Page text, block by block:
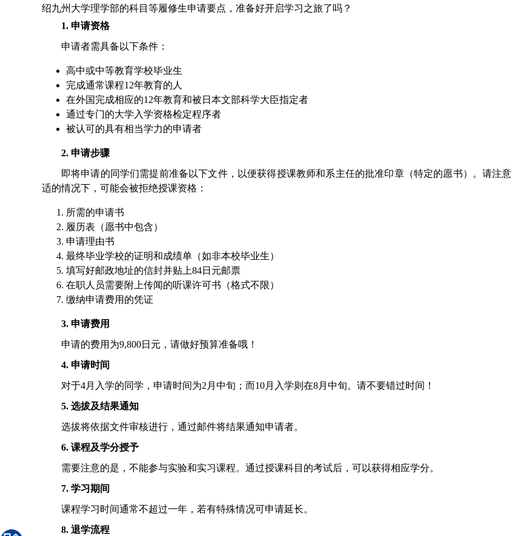
绍九州大学理学部的科目等履修生申请要点，准备好开启学习之旅了吗？
1. 申请资格
申请者需具备以下条件：
高中或中等教育学校毕业生
完成通常课程12年教育的人
在外国完成相应的12年教育和被日本文部科学大臣指定者
通过专门的大学入学资格检定程序者
被认可的具有相当学力的申请者
2. 申请步骤
即将申请的同学们需提前准备以下文件，以便获得授课教师和系主任的批准印章（特定的愿书）。请注
适的情况下，可能会被拒绝授课资格：
所需的申请书
履历表（愿书中包含）
申请理由书
最终毕业学校的证明和成绩单（如非本校毕业生）
填写好邮政地址的信封并贴上84日元邮票
在职人员需要附上传闻的听课许可书（格式不限）
缴纳申请费用的凭证
3. 申请费用
申请的费用为9,800日元，请做好预算准备哦！
4. 申请时间
对于4月入学的同学，申请时间为2月中旬；而10月入学则在8月中旬。请不要错过时间！
5. 选拔及结果通知
选拔将依据文件审核进行，通过邮件将结果通知申请者。
6. 课程及学分授予
需要注意的是，不能参与实验和实习课程。通过授课科目的考试后，可以获得相应学分。
7. 学习期间
课程学习时间通常不超过一年，若有特殊情况可申请延长。
8. 退学流程